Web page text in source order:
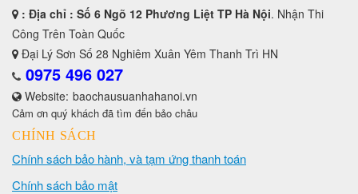
: Địa chỉ : Số 6 Ngõ 12 Phương Liệt TP Hà Nội. Nhận Thi
Công Trên Toàn Quốc
Đại Lý Sơn Số 28 Nghiêm Xuân Yêm Thanh Trì HN
0975 496 027
Website: baochausuanhahanoi.vn
Cảm ơn quý khách đã tìm đến bảo châu
CHÍNH SÁCH
Chính sách bảo hành, và tạm ứng thanh toán
Chính sách bảo mật